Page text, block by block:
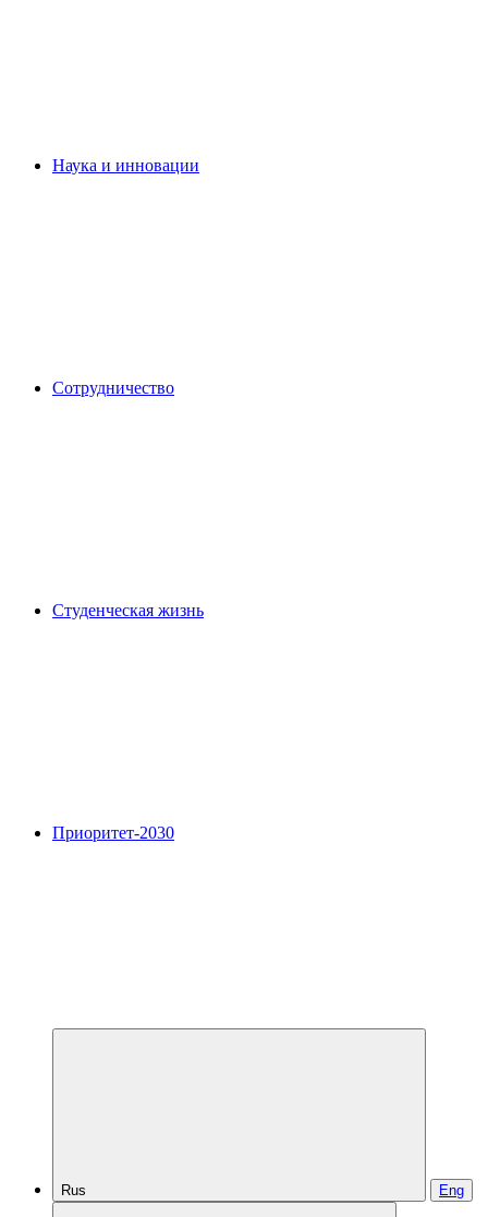
Наука и инновации
Сотрудничество
Студенческая жизнь
Приоритет-2030
Rus Eng